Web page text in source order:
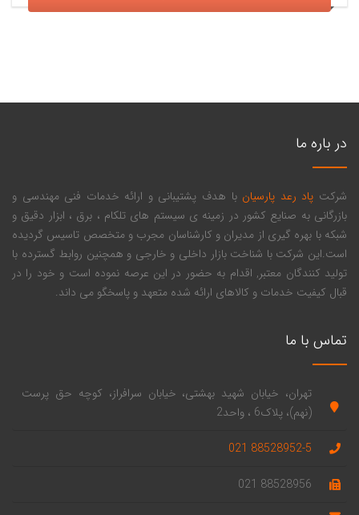
در باره ما
شرکت پاد رعد پارسیان با هدف پشتیبانی و ارائه خدمات فنی مهندسی و
بازرگانی به صنایع کشور در زمینه ی سیستم های تلکام ، برق ، ابزار دقیق و
شبکه با بهره گیری از مدیران و کارشناسان مجرب و متخصص تاسیس گردیده
است.این شرکت با شناخت بازار داخلی و خارجی و همچنین روابط گسترده با
تولید کنندگان معتبر, اقدام به حضور در این عرصه نموده است و خود را در
قبال کیفیت خدمات و کالاهای ارائه شده متعهد و پاسخگو می داند.
تماس با ما
تهران، خیابان شهید بهشتی، خیابان سرافراز، کوچه حق پرست
(نهم)، پلاک6 ، واحد2
88528952-5 021
88528956 021